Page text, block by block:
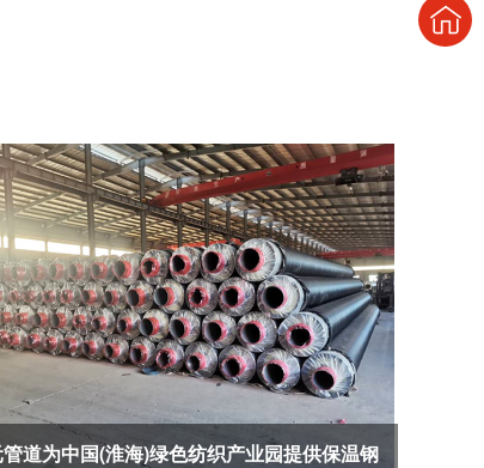
道为中国(淮海)绿色纺织产业园提供保温钢